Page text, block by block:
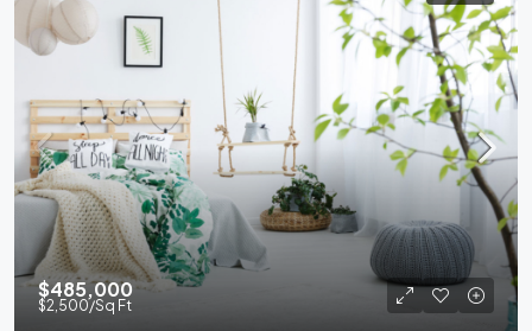
$485,000
$2,500/Sq Ft